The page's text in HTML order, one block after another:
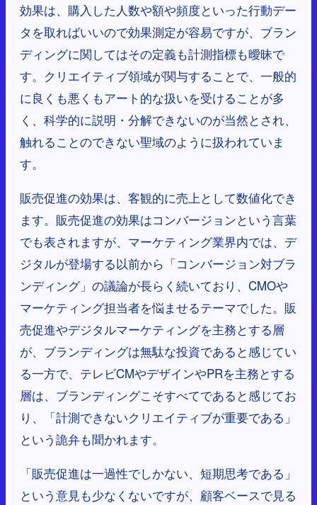
効果は、購入した人数や額や頻度といった行動デー
タを取ればいいので効果測定が容易ですが、ブラン
ディングに関してはその定義も計測指標も曖昧で
す。クリエイティブ領域が関与することで、一般的
に良くも悪くもアート的な扱いを受けることが多
く、科学的に説明・分解できないのが当然とされ、
触れることのできない聖域のように扱われていま
す。
販売促進の効果は、客観的に売上として数値化でき
ます。販売促進の効果はコンバージョンという言葉
でも表されますが、マーケティング業界内では、デ
ジタルが登場する以前から「コンバージョン対ブラ
ンディング」の議論が長らく続いており、CMOや
マーケティング担当者を悩ませるテーマでした。販
売促進やデジタルマーケティングを主務とする層
が、ブランディングは無駄な投資であると感じてい
る一方で、テレビCMやデザインやPRを主務とする
層は、ブランディングこそすべてであると感じてお
り、「計測できないクリエイティブが重要である」
という詭弁も聞かれます。
「販売促進は一過性でしかない、短期思考である」
という意見も少なくないですが、顧客ベースで見る